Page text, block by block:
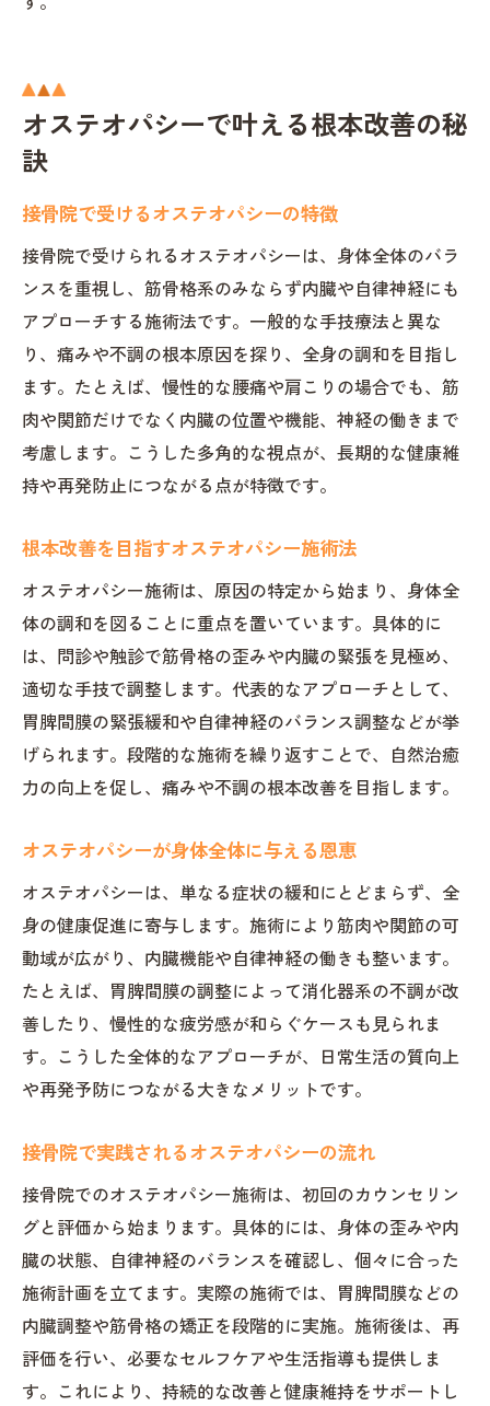
オステオパシーで叶える根本改善の秘
訣
接骨院で受けるオステオパシーの特徴
接骨院で受けられるオステオパシーは、身体全体のバラ
ンスを重視し、筋骨格系のみならず内臓や自律神経にも
アプローチする施術法です。一般的な手技療法と異な
り、痛みや不調の根本原因を探り、全身の調和を目指し
ます。たとえば、慢性的な腰痛や肩こりの場合でも、筋
肉や関節だけでなく内臓の位置や機能、神経の働きまで
考慮します。こうした多角的な視点が、長期的な健康維
持や再発防止につながる点が特徴です。
根本改善を目指すオステオパシー施術法
オステオパシー施術は、原因の特定から始まり、身体全
体の調和を図ることに重点を置いています。具体的に
は、問診や触診で筋骨格の歪みや内臓の緊張を見極め、
適切な手技で調整します。代表的なアプローチとして、
胃脾間膜の緊張緩和や自律神経のバランス調整などが挙
げられます。段階的な施術を繰り返すことで、自然治癒
力の向上を促し、痛みや不調の根本改善を目指します。
オステオパシーが身体全体に与える恩恵
オステオパシーは、単なる症状の緩和にとどまらず、全
身の健康促進に寄与します。施術により筋肉や関節の可
動域が広がり、内臓機能や自律神経の働きも整います。
たとえば、胃脾間膜の調整によって消化器系の不調が改
善したり、慢性的な疲労感が和らぐケースも見られま
す。こうした全体的なアプローチが、日常生活の質向上
や再発予防につながる大きなメリットです。
接骨院で実践されるオステオパシーの流れ
接骨院でのオステオパシー施術は、初回のカウンセリン
グと評価から始まります。具体的には、身体の歪みや内
臓の状態、自律神経のバランスを確認し、個々に合った
施術計画を立てます。実際の施術では、胃脾間膜などの
内臓調整や筋骨格の矯正を段階的に実施。施術後は、再
評価を行い、必要なセルフケアや生活指導も提供しま
す。これにより、持続的な改善と健康維持をサポートし